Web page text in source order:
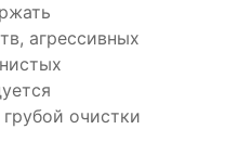
агрессивных
очистки